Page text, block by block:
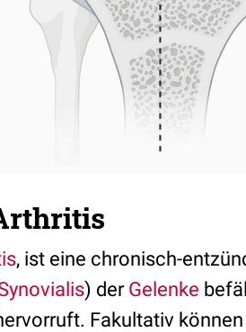
, ist eine chronisch-
) der Gelenke
Fakultativ